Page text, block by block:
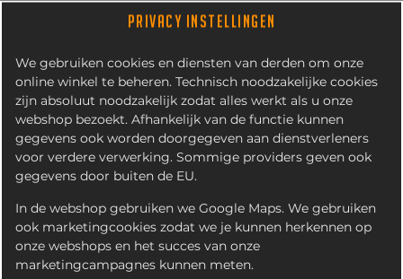
PRIVACY INSTELLINGEN
We gebruiken cookies en diensten van derden om onze
online winkel te beheren. Technisch noodzakelijke cookies
zijn absoluut noodzakelijk zodat alles werkt als u onze
webshop bezoekt. Afhankelijk van de functie kunnen
gegevens ook worden doorgegeven aan dienstverleners
voor verdere verwerking. Sommige providers geven ook
gegevens door buiten de EU.
In de webshop gebruiken we Google Maps. We gebruiken
ook marketingcookies zodat we je kunnen herkennen op
onze webshops en het succes van onze
marketingcampagnes kunnen meten.
MIXED STRIPS CLASSICS &
HOT&SPICY (6 STUKS)